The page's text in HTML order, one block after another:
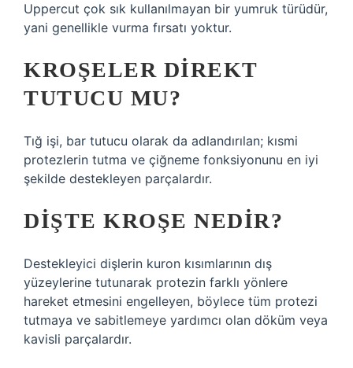
Uppercut çok sık kullanılmayan bir yumruk türüdür,
yani genellikle vurma fırsatı yoktur.
KROŞELER DIREKT
TUTUCU MU?
Tığ işi, bar tutucu olarak da adlandırılan; kısmi
protezlerin tutma ve çiğneme fonksiyonunu en iyi
şekilde destekleyen parçalardır.
DIŞTE KROŞE NEDIR?
Destekleyici dişlerin kuron kısımlarının dış
yüzeylerine tutunarak protezin farklı yönlere
hareket etmesini engelleyen, böylece tüm protezi
tutmaya ve sabitlemeye yardımcı olan döküm veya
kavisli parçalardır.